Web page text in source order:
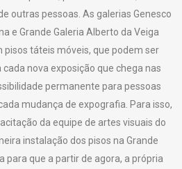
outras pessoas. As galerias Genesco
e Grande Galeria Alberto da Veiga
pisos táteis móveis, que podem ser
nova exposição que chega nas
permanente para pessoas
mudança de expografia. Para isso,
da equipe de artes visuais do
instalação dos pisos na Grande
para que a partir de agora, a própria